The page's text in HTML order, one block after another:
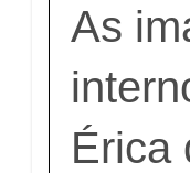
As
Érica